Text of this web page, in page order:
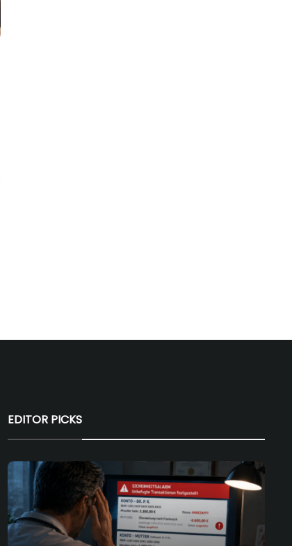
EDITOR PICKS